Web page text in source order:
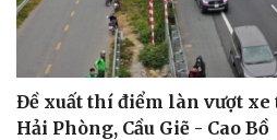
Sức khỏe
Đề xuất thí điểm làn vượt xe
Hải Phòng, Cầu Giẽ - Cao Bồ